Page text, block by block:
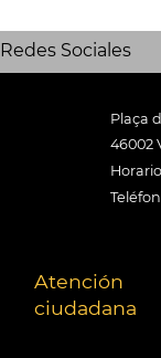
Redes Sociales
Plaça
46002
Atención
ciudadana